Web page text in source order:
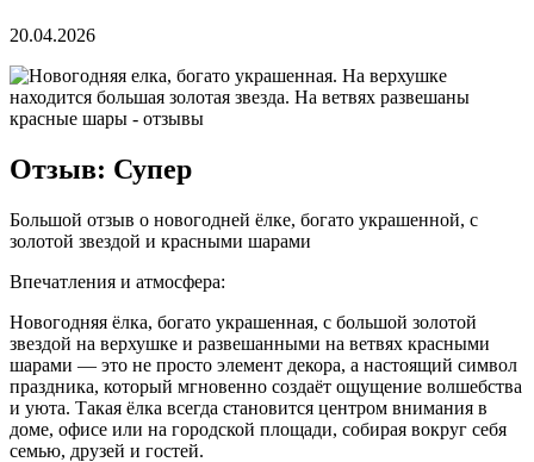
20.04.2026
Отзыв: Супер
Большой отзыв о новогодней ёлке, богато украшенной, с
золотой звездой и красными шарами
Впечатления и атмосфера:
Новогодняя ёлка, богато украшенная, с большой золотой
звездой на верхушке и развешанными на ветвях красными
шарами — это не просто элемент декора, а настоящий символ
праздника, который мгновенно создаёт ощущение волшебства
и уюта. Такая ёлка всегда становится центром внимания в
доме, офисе или на городской площади, собирая вокруг себя
семью, друзей и гостей.